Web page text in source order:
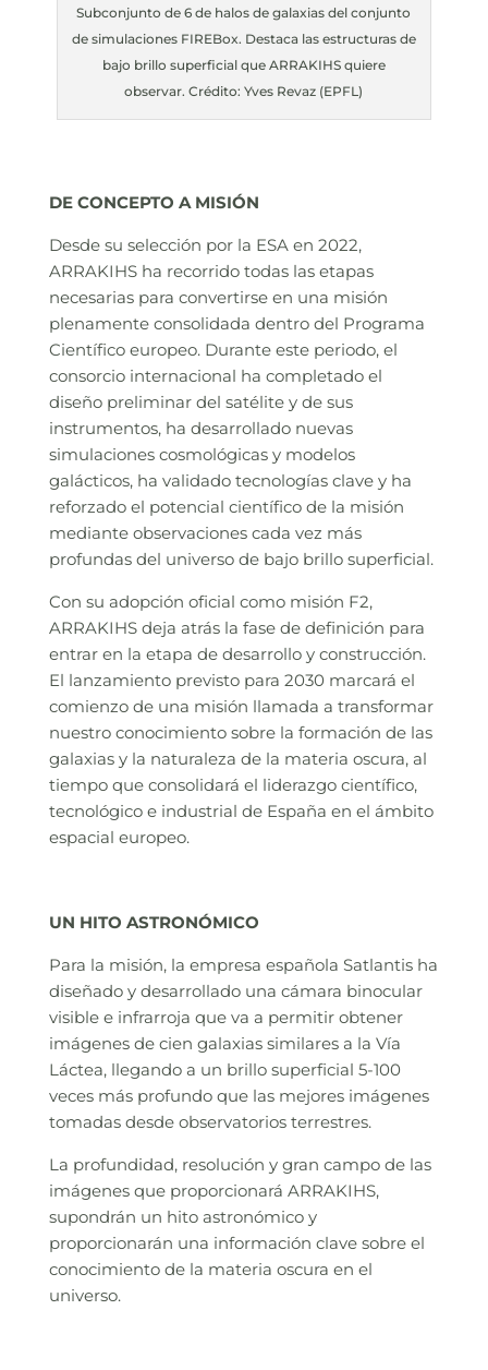
Subconjunto de 6 de halos de galaxias del conjunto
de simulaciones FIREBox. Destaca las estructuras de
bajo brillo superficial que ARRAKIHS quiere
observar. Crédito: Yves Revaz (EPFL)
DE CONCEPTO A MISIÓN
Desde su selección por la ESA en 2022,
ARRAKIHS ha recorrido todas las etapas
necesarias para convertirse en una misión
plenamente consolidada dentro del Programa
Científico europeo. Durante este periodo, el
consorcio internacional ha completado el
diseño preliminar del satélite y de sus
instrumentos, ha desarrollado nuevas
simulaciones cosmológicas y modelos
galácticos, ha validado tecnologías clave y ha
reforzado el potencial científico de la misión
mediante observaciones cada vez más
profundas del universo de bajo brillo superficial.
Con su adopción oficial como misión F2,
ARRAKIHS deja atrás la fase de definición para
entrar en la etapa de desarrollo y construcción.
El lanzamiento previsto para 2030 marcará el
comienzo de una misión llamada a transformar
nuestro conocimiento sobre la formación de las
galaxias y la naturaleza de la materia oscura, al
tiempo que consolidará el liderazgo científico,
tecnológico e industrial de España en el ámbito
espacial europeo.
UN HITO ASTRONÓMICO
Para la misión, la empresa española Satlantis ha
diseñado y desarrollado una cámara binocular
visible e infrarroja que va a permitir obtener
imágenes de cien galaxias similares a la Vía
Láctea, llegando a un brillo superficial 5-100
veces más profundo que las mejores imágenes
tomadas desde observatorios terrestres.
La profundidad, resolución y gran campo de las
imágenes que proporcionará ARRAKIHS,
supondrán un hito astronómico y
proporcionarán una información clave sobre el
conocimiento de la materia oscura en el
universo.